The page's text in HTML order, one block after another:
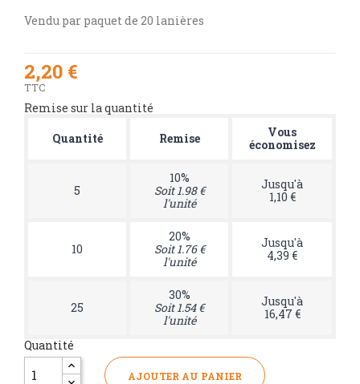
Vendu par paquet de 20 lanières
2,20 €
TTC
Remise sur la quantité
Quantité
Remise
Vous
économisez
5
10%
Soit 1.98 €
l'unité
Jusqu'à
1,10 €
10
20%
Soit 1.76 €
l'unité
Jusqu'à
4,39 €
25
30%
Soit 1.54 €
l'unité
Jusqu'à
16,47 €
Quantité
AJOUTER AU PANIER